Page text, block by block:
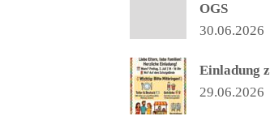
OGS
30.06.2026
Einladung
29.06.2026